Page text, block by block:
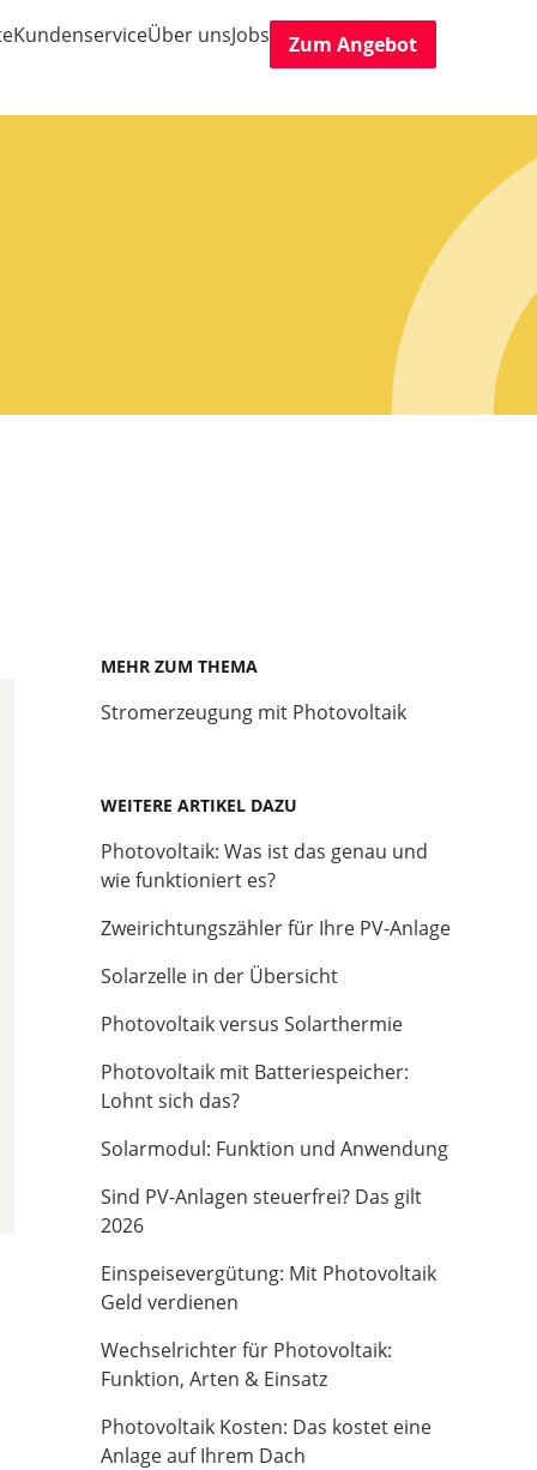
KundenserviceÜber unsJobs Zum Angebot
MEHR ZUM THEMA
Stromerzeugung mit Photovoltaik
WEITERE ARTIKEL DAZU
Photovoltaik: Was ist das genau und
wie funktioniert es?
Zweirichtungszähler für Ihre PV-Anlage
Solarzelle in der Übersicht
Photovoltaik versus Solarthermie
Photovoltaik mit Batteriespeicher:
Lohnt sich das?
Solarmodul: Funktion und Anwendung
Sind PV-Anlagen steuerfrei? Das gilt
2026
Einspeisevergütung: Mit Photovoltaik
Geld verdienen
Wechselrichter für Photovoltaik:
Funktion, Arten & Einsatz
Photovoltaik Kosten: Das kostet eine
Anlage auf Ihrem Dach